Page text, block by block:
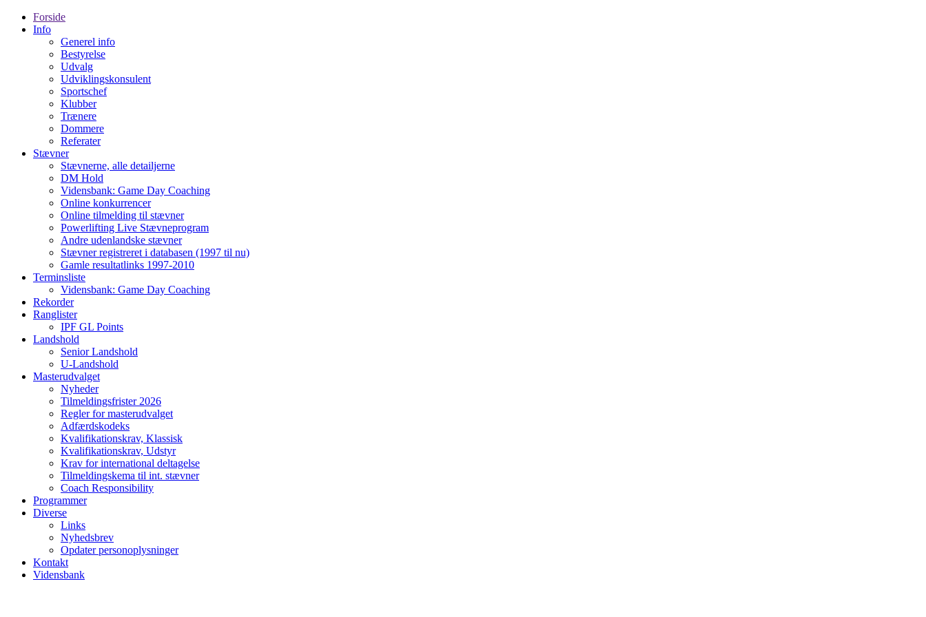
Forside
Info
Generel info
Bestyrelse
Udvalg
Udviklingskonsulent
Sportschef
Klubber
Trænere
Dommere
Referater
Stævner
Stævnerne, alle detailjerne
DM Hold
Vidensbank: Game Day Coaching
Online konkurrencer
Online tilmelding til stævner
Powerlifting Live Stævneprogram
Andre udenlandske stævner
Stævner registreret i databasen (1997 til nu)
Gamle resultatlinks 1997-2010
Terminsliste
Vidensbank: Game Day Coaching
Rekorder
Ranglister
IPF GL Points
Landshold
Senior Landshold
U-Landshold
Masterudvalget
Nyheder
Tilmeldingsfrister 2026
Regler for masterudvalget
Adfærdskodeks
Kvalifikationskrav, Klassisk
Kvalifikationskrav, Udstyr
Krav for international deltagelse
Tilmeldingskema til int. stævner
Coach Responsibility
Programmer
Diverse
Links
Nyhedsbrev
Opdater personoplysninger
Kontakt
Vidensbank